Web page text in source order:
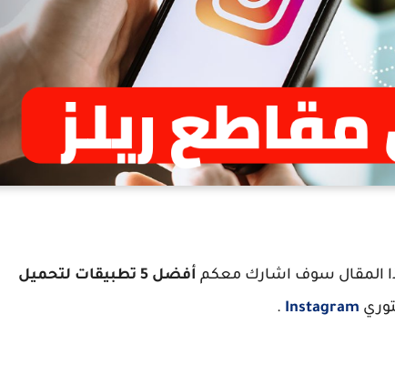
المقال سوف اشارك معكم
أفضل 5 تطبيقات لتحميل
Instagram
.